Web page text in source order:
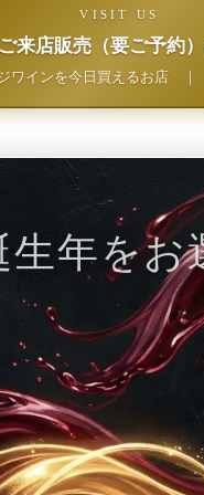
VISIT US
来店販売（要ご予約
ワインを今日買えるお店｜
生年をお